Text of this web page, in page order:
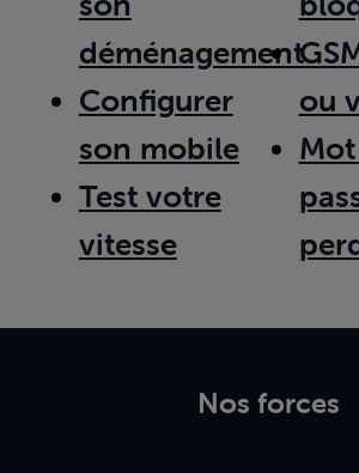
déménagement
Configurer
son mobile
Test votre
vitesse
ou
Nos forces